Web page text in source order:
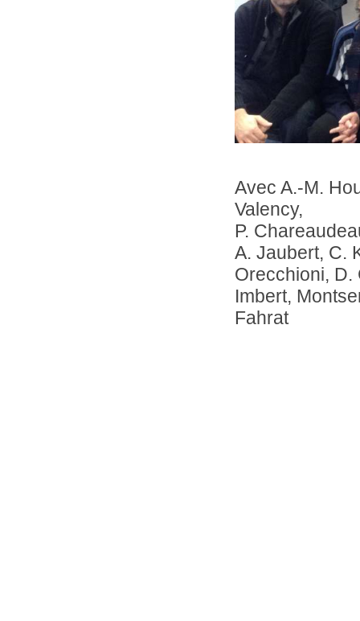
Avec A.-M.
Valency,
P.
A. Jaubert, C.
Orecchioni, D.
Imbert,
Fahrat